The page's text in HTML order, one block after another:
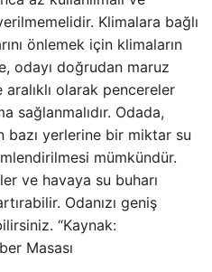
Klimalara bağlı
önlemek için klimaların
odayı doğrudan maruz
aralıklı olarak pencereler
sağlanmalıdır. Odada,
bazı yerlerine bir miktar su
mümkündür.
ve havaya su buharı
Odanızı geniş
“Kaynak:
Masası